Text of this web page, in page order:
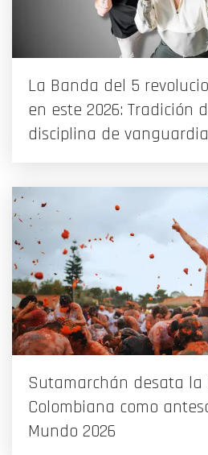
La Banda del 5
en este 2026: Tradición
disciplina de vanguardia
Sutamarchán desata la
Colombiana como
Mundo 2026